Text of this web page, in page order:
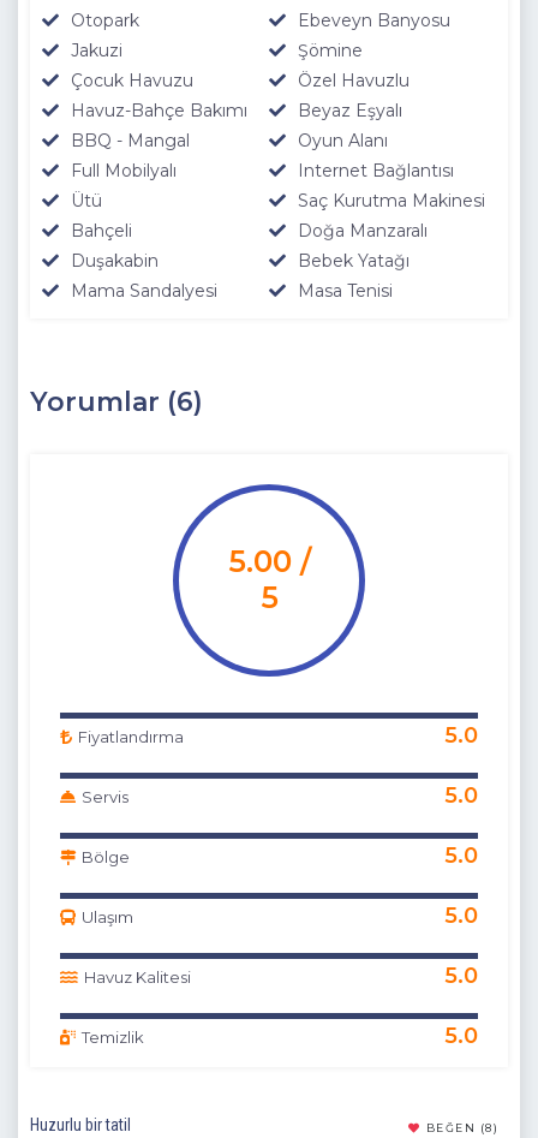
Otopark
Ebeveyn Banyosu
Jakuzi
Şömine
Çocuk Havuzu
Özel Havuzlu
Havuz-Bahçe Bakımı
Beyaz Eşyalı
BBQ - Mangal
Oyun Alanı
Full Mobilyalı
Internet Bağlantısı
Ütü
Saç Kurutma Makinesi
Bahçeli
Doğa Manzaralı
Duşakabin
Bebek Yatağı
Mama Sandalyesi
Masa Tenisi
Yorumlar (6)
5.00 /
5
Fiyatlandırma 5.0
Servis 5.0
Bölge 5.0
Ulaşım 5.0
Havuz Kalitesi 5.0
Temizlik 5.0
Huzurlu bir tatil BEĞEN (8)